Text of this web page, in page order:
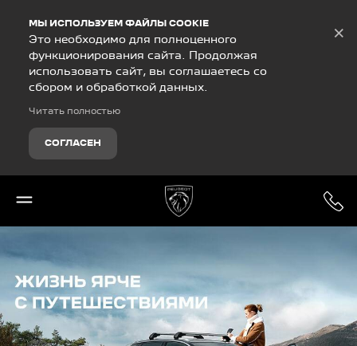
МЫ ИСПОЛЬЗУЕМ ФАЙЛЫ COOKIE
Это необходимо для полноценного
функционирования сайта. Продолжая
использовать сайт, вы соглашаетесь со
сбором и обработкой данных.
Читать полностью
СОГЛАСЕН
×